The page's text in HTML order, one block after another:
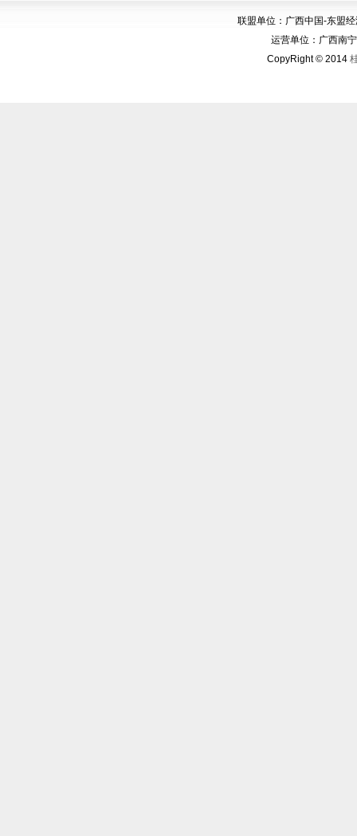
联盟单位：广西中国-东盟
运营单位：广西南
CopyRight © 2014